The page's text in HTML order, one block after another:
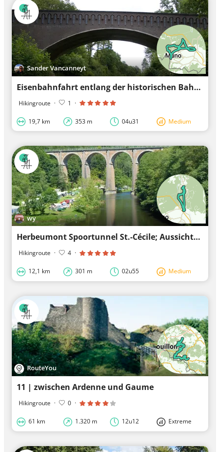
Sander Vancanneyt
Eisenbahnfahrt entlang der historischen Bahnlinie 163A Muno - Sainte Cécile
Hikingroute · 1 ·
19,7 km 353 m 04u31 Medium
wy
Herbeumont Spoortunnel St.-Cécile; Aussichtspunkte Libaipire; Eisenbahnbrücke Herbeumont
Hikingroute · 4 ·
12,1 km 301 m 02u55 Medium
RouteYou
11 | zwischen Ardenne und Gaume
Hikingroute · 0 ·
61 km 1.320 m 12u12 Extreme